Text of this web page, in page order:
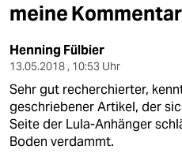
sport
berlin
nord
wahrheit
meine
Henning Fülbier
13.05.2018 , 10:53 Uhr
Sehr gut recherchierter,
geschriebener Artikel, der
Seite der Lula-Anhänger
Boden verdammt.